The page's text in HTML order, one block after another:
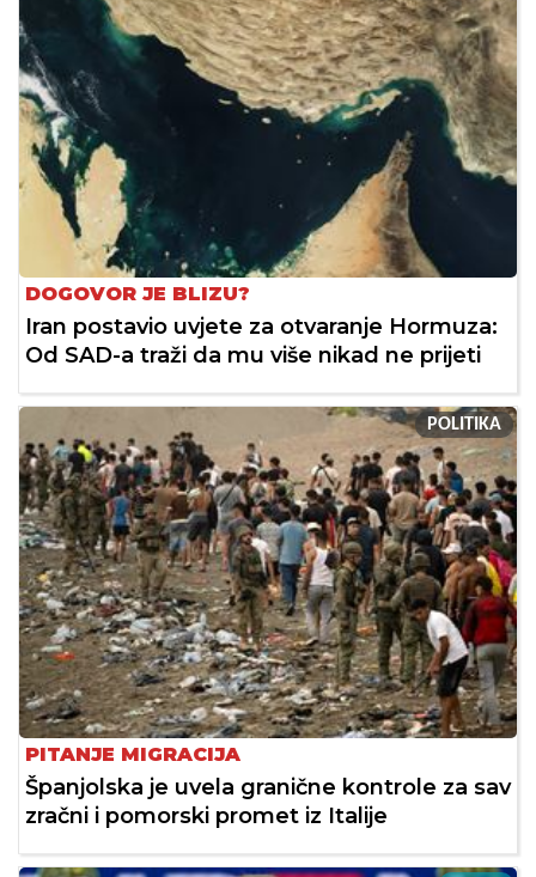
DOGOVOR JE BLIZU?
Iran postavio uvjete za otvaranje Hormuza:
Od SAD-a traži da mu više nikad ne prijeti
POLITIKA
PITANJE MIGRACIJA
Španjolska je uvela granične kontrole za sav
zračni i pomorski promet iz Italije